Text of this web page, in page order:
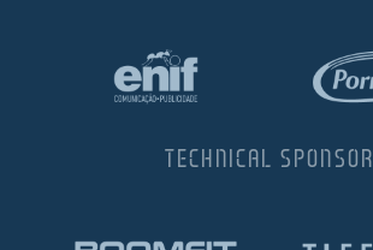
TECHNICAL SPONSOR